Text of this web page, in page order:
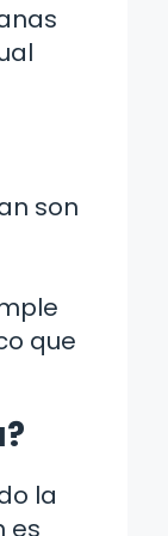
son
que
la
es